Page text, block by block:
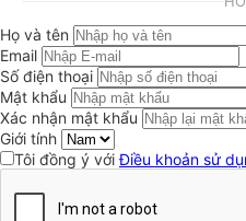
Họ và tên
Email
Số điện thoại
Mật khẩu
Xác nhận mật khẩu
Giới tính
Tôi đồng ý vớiĐiều khoản sử